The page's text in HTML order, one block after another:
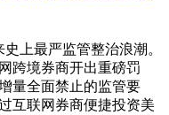
上最严监管整治浪潮。
跨境券商开出重磅罚
量全面禁止的监管要
互联网券商便捷投资美